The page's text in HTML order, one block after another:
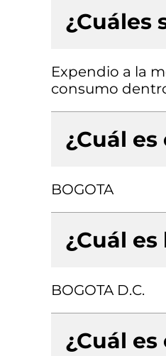
¿Cuáles
Expendio a la
consumo
¿Cuál
BOGOTA
¿Cuál
BOGOTA D.C.
¿Cuál